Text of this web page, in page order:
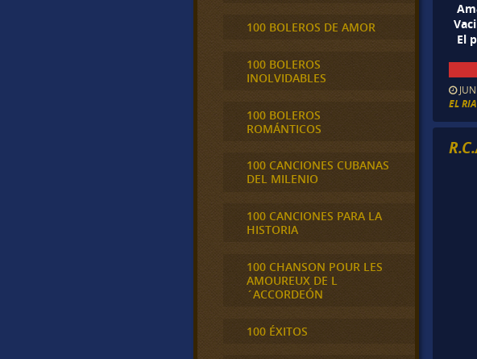
El
EL
100 BOLEROS DE AMOR
100 BOLEROS
INOLVIDABLES
100 BOLEROS
ROMÁNTICOS
100 CANCIONES CUBANAS
DEL MILENIO
100 CANCIONES PARA LA
HISTORIA
100 CHANSON POUR LES
AMOUREUX DE L
´ACCORDEÓN
100 ÉXITOS